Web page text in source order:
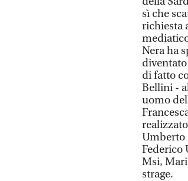
sì che
richiesta
Nera ha
di fatto
Bellini -
uomo
Umberto
Federico
Msi,
strage.